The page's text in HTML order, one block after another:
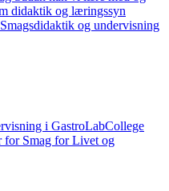
didaktik og læringssyn
Smagsdidaktik og undervisning
i GastroLabCollege
for Smag for Livet og